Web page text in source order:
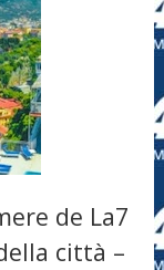
de La7
città –